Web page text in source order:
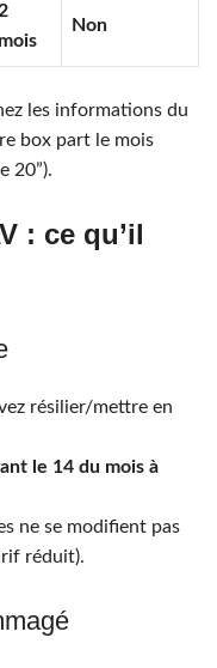
2
mois
Non
les informations du
box part le mois
20”).
: ce qu’il
résilier/mettre en
le 14 du mois à
ne se modifient pas
réduit).